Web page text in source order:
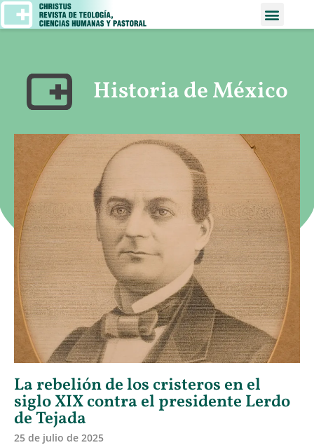
Historia de México
La rebelión de los cristeros en el
siglo XIX contra el presidente Lerdo
de Tejada
25 de julio de 2025